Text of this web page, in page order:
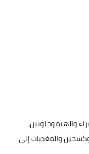
والهيموجلوبين،
والمغذيات إلى